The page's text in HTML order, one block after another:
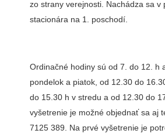
zo strany verejnosti. Nachádza sa v
stacionára na 1. poschodí.
Ordinačné hodiny sú od 7. do 12. h
pondelok a piatok, od 12.30 do
do 15.30 h v stredu a od 12.30 do
vyšetrenie je možné objednať sa aj
7125 389. Na prvé vyšetrenie je